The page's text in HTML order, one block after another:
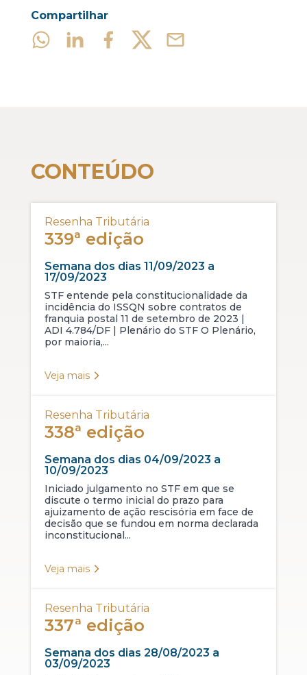
Compartilhar
CONTEÚDO
Resenha Tributária
339ª edição
Semana dos dias 11/09/2023 a
17/09/2023
STF entende pela constitucionalidade da
incidência do ISSQN sobre contratos de
franquia postal 11 de setembro de 2023 |
ADI 4.784/DF | Plenário do STF O Plenário,
por maioria,...
Veja mais
Resenha Tributária
338ª edição
Semana dos dias 04/09/2023 a
10/09/2023
Iniciado julgamento no STF em que se
discute o termo inicial do prazo para
ajuizamento de ação rescisória em face de
decisão que se fundou em norma declarada
inconstitucional...
Veja mais
Resenha Tributária
337ª edição
Semana dos dias 28/08/2023 a
03/09/2023